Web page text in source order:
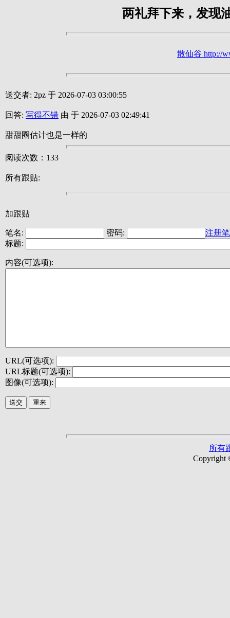
两礼拜下来，发现
散仙谷 http://
送交者: 2pz 于 2026-07-03 03:00:55
回答: 写得不错 由 于 2026-07-03 02:49:41
甜甜圈估计也是一样的
阅读次数：133
所有跟贴:
加跟贴
笔名: 密码:
注册
标题:
内容(可选项):
URL(可选项):
URL标题(可选项):
图像(可选项):
所有
Copyright